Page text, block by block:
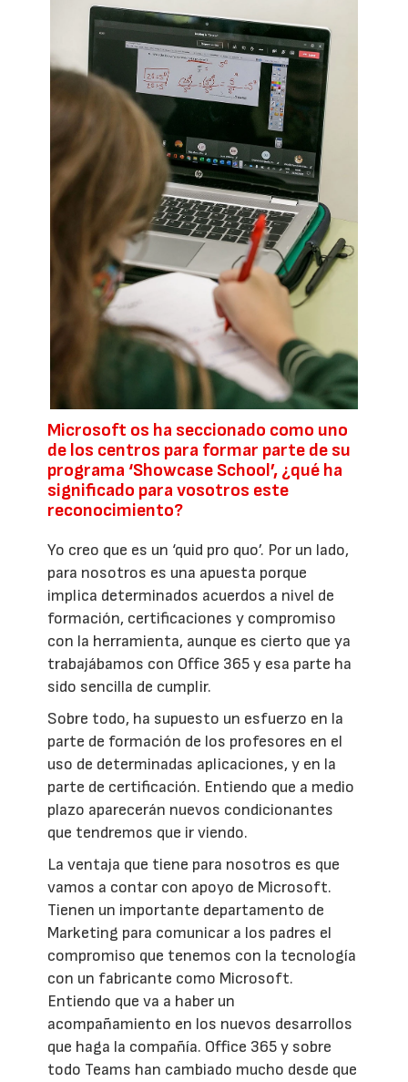
Microsoft os ha seccionado como uno
de los centros para formar parte de su
programa ‘Showcase School’, ¿qué ha
significado para vosotros este
reconocimiento?
Yo creo que es un ‘quid pro quo’. Por un lado,
para nosotros es una apuesta porque
implica determinados acuerdos a nivel de
formación, certificaciones y compromiso
con la herramienta, aunque es cierto que ya
trabajábamos con Office 365 y esa parte ha
sido sencilla de cumplir.
Sobre todo, ha supuesto un esfuerzo en la
parte de formación de los profesores en el
uso de determinadas aplicaciones, y en la
parte de certificación. Entiendo que a medio
plazo aparecerán nuevos condicionantes
que tendremos que ir viendo.
La ventaja que tiene para nosotros es que
vamos a contar con apoyo de Microsoft.
Tienen un importante departamento de
Marketing para comunicar a los padres el
compromiso que tenemos con la tecnología
con un fabricante como Microsoft.
Entiendo que va a haber un
acompañamiento en los nuevos desarrollos
que haga la compañía. Office 365 y sobre
todo Teams han cambiado mucho desde que